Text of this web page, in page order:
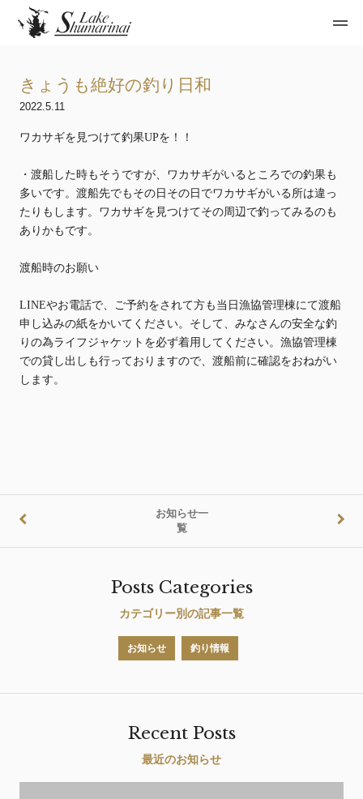
きょうも絶好の釣り日和
2022.5.11
ワカサギを見つけて釣果UPを！！
・渡船した時もそうですが、ワカサギがいるところでの釣果も
多いです。渡船先でもその日その日でワカサギがいる所は違っ
たりもします。ワカサギを見つけてその周辺で釣ってみるのも
ありかもです。
渡船時のお願い
LINEやお電話で、ご予約をされて方も当日漁協管理棟にて渡船
申し込みの紙をかいてください。そして、みなさんの安全な釣
りの為ライフジャケットを必ず着用してください。漁協管理棟
での貸し出しも行っておりますので、渡船前に確認をおねがい
します。
お知らせ一
覧
Posts Categories
カテゴリー別の記事一覧
お知らせ 釣り情報
Recent Posts
最近のお知らせ